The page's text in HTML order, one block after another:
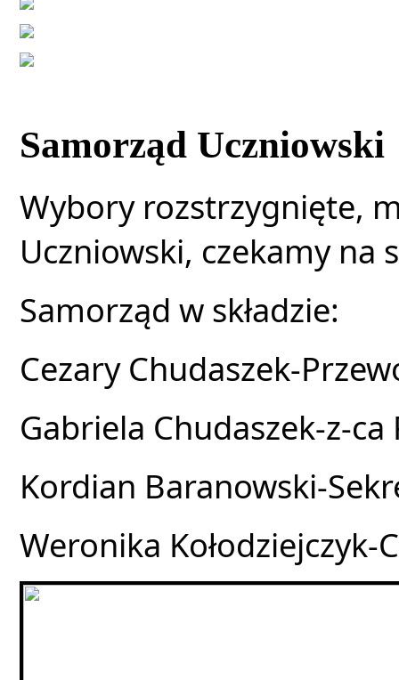
Samorząd Uczniowski
Wybory rozstrzygnięte,
Uczniowski, czekamy na
Samorząd w składzie:
Cezary Chudaszek-
Gabriela Chudaszek-z-
Kordian Baranowski-
Weronika Kołodziejczyk-